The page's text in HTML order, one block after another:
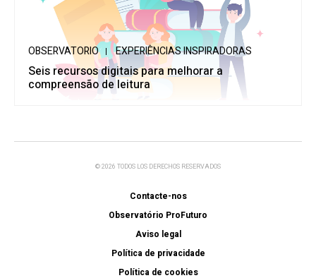
OBSERVATORIO EXPERIÊNCIAS INSPIRADORAS
Seis recursos digitais para melhorar a
compreensão de leitura
© 2026 TODOS LOS DERECHOS RESERVADOS
Contacte-nos
Observatório ProFuturo
Aviso legal
Política de privacidade
Política de cookies